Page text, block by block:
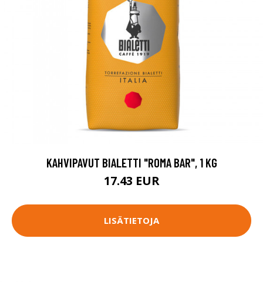
KAHVIPAVUT BIALETTI "ROMA BAR", 1 KG
17.43 EUR
LISÄTIETOJA